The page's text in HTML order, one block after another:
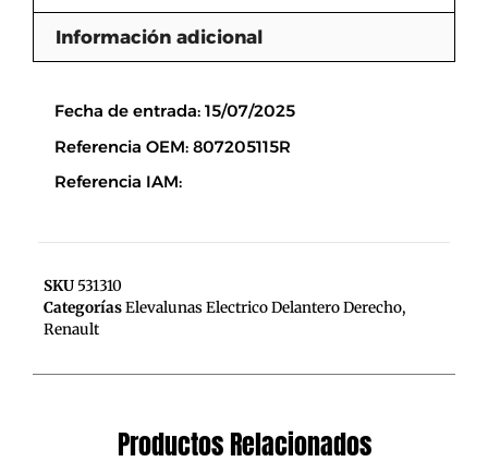
Información adicional
Fecha de entrada: 15/07/2025
Referencia OEM: 807205115R
Referencia IAM:
SKU 531310
CategoríasElevalunas Electrico Delantero Derecho,
Renault
Productos Relacionados